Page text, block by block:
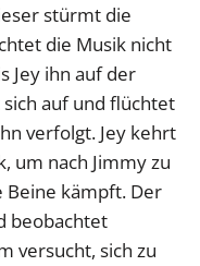
stürmt die
die Musik nicht
Jey ihn auf der
auf und flüchtet
verfolgt. Jey kehrt
um nach Jimmy zu
Beine kämpft. Der
beobachtet
versucht, sich zu